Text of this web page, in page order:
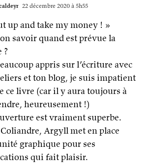
22 décembre 2020 à 5h55
up and take my money ! »
savoir quand est prévue la
?
appris sur l’écriture avec
et ton blog, je suis impatient
ce livre (car il y aura toujours à
heureusement !)
est vraiment superbe.
Argyll met en place
graphique pour ses
qui fait plaisir.